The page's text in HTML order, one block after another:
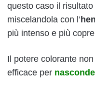
questo caso il
miscelandola con l’
più intenso e più
Il potere colorante
efficace per